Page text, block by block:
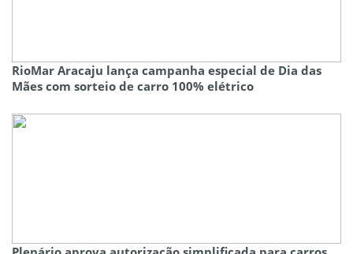
RioMar Aracaju lança campanha especial de Dia das
Mães com sorteio de carro 100% elétrico